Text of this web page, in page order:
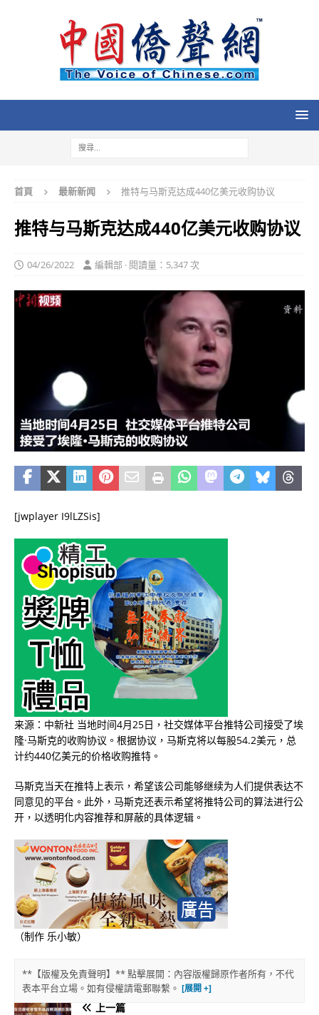
首頁 最新新闻 推特与马斯克达成440亿美元收购协议
推特与马斯克达成440亿美元收购协议
04/26/2022 編輯部 · 閱讀量：5,347 次
[jwplayer I9lLZSis]
来源：中新社 当地时间4月25日，社交媒体平台推特公司接受了埃
隆·马斯克的收购协议。根据协议，马斯克将以每股54.2美元，总
计约440亿美元的价格收购推特。
马斯克当天在推特上表示，希望该公司能够继续为人们提供表达不
同意见的平台。此外，马斯克还表示希望将推特公司的算法进行公
开，以透明化内容推荐和屏蔽的具体逻辑。
（制作 乐小敏）
**【版權及免責聲明】** 點擊展開：內容版權歸原作者所有，不代
表本平台立場。如有侵權請電郵聯繫。
上一篇